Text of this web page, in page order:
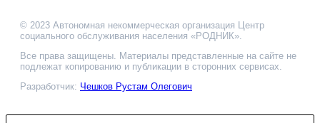
© 2023 Автономная некоммерческая организация Центр
социального обслуживания населения «РОДНИК».
Все права защищены. Материалы представленные на сайте не
подлежат копированию и публикации в сторонних сервисах.
Разработчик: Чешков Рустам Олегович